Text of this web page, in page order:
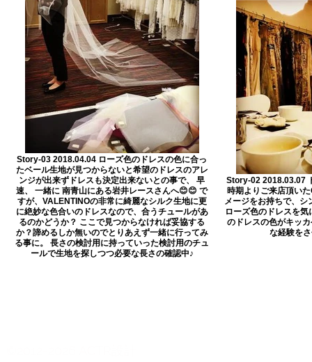
Story-03 2018.04.04 ローズ色のドレスの色に合っ
たベール生地が見つからないと希望のドレスのアレ
ンジが出来ずドレスも決定出来ないとの事で、 早
速、 一緒に 南青山にある岩井レースさんへ😊😊 で
すが、VALENTINOの非常に綺麗なシルク生地に更
に絶妙な色合いのドレスなので、合うチュールがあ
るのかどうか？ ここで見つからなければ妥協する
か？諦めるしか無いのでとりあえず一緒に行ってみ
る事に。 長さの検討用に持っていった検討用のチュ
ールで生地を探しつつ必要な長さの確認中♪
Story-02 2018.03.07
時期よりご来店頂い
メージをお持ちで、
ローズ色のドレスを気
のドレスの色がキッ
な経験を